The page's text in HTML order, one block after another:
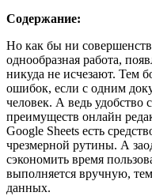
Содержание:
Но как бы ни
однообразная работа,
никуда не исчезают. Тем
ошибок, если с одним
человек. А ведь
преимуществ онлайн
Google Sheets есть
чрезмерной рутины. А
сэкономить время
выполняется вручную,
данных.